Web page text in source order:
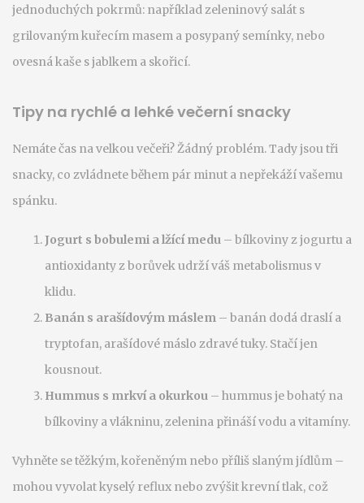
jednoduchých pokrmů: například zeleninový salát s
grilovaným kuřecím masem a posypaný semínky, nebo
ovesná kaše s jablkem a skořicí.
Tipy na rychlé a lehké večerní snacky
Nemáte čas na velkou večeři? Žádný problém. Tady jsou tři
snacky, co zvládnete během pár minut a nepřekáží vašemu
spánku.
Jogurt s bobulemi a lžící medu – bílkoviny z jogurtu a
antioxidanty z borůvek udrží váš metabolismus v
klidu.
Banán s arašídovým máslem – banán dodá draslí a
tryptofan, arašídové máslo zdravé tuky. Stačí jen
kousnout.
Hummus s mrkví a okurkou – hummus je bohatý na
bílkoviny a vlákninu, zelenina přináší vodu a vitamíny.
Vyhněte se těžkým, kořeněným nebo příliš slaným jídlům –
mohou vyvolat kyselý reflux nebo zvýšit krevní tlak, což